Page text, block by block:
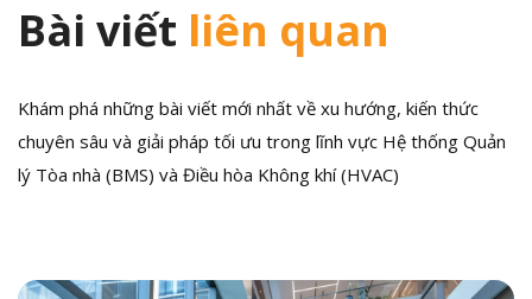
Bài viết liên quan
Khám phá những bài viết mới nhất về xu hướng, kiến thức
chuyên sâu và giải pháp tối ưu trong lĩnh vực Hệ thống Quản
lý Tòa nhà (BMS) và Điều hòa Không khí (HVAC)